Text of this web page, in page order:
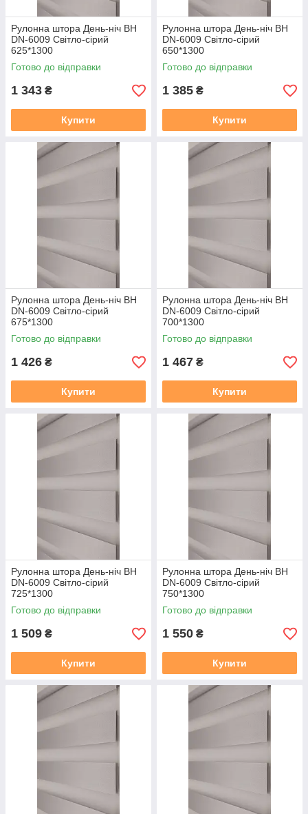
Рулонна штора День-ніч BН
DN-6009 Світло-сірий
625*1300
Готово до відправки
1 343 ₴
Купити
Рулонна штора День-ніч BН
DN-6009 Світло-сірий
650*1300
Готово до відправки
1 385 ₴
Купити
Рулонна штора День-ніч BН
DN-6009 Світло-сірий
675*1300
Готово до відправки
1 426 ₴
Купити
Рулонна штора День-ніч BН
DN-6009 Світло-сірий
700*1300
Готово до відправки
1 467 ₴
Купити
Рулонна штора День-ніч BН
DN-6009 Світло-сірий
725*1300
Готово до відправки
1 509 ₴
Купити
Рулонна штора День-ніч BН
DN-6009 Світло-сірий
750*1300
Готово до відправки
1 550 ₴
Купити